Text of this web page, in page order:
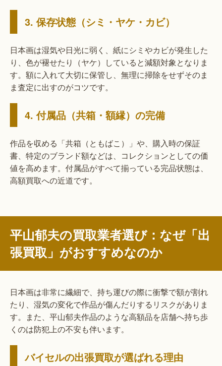
3. 保存状態（シミ・ヤケ・カビ）
日本画は湿気や日光に弱く、紙にシミやカビが発生した
り、色が褪せたり（ヤケ）していると減額対象となりま
す。額に入れて大切に保管し、無理に掃除をせずそのま
ま査定に出すのがコツです。
4. 付属品（共箱・額縁）の完備
作品を収める「共箱（ともばこ）」や、購入時の保証
書、特定のブランド額などは、コレクションとしての価
値を高めます。付属品がすべて揃っている完品状態は、
高額買取への近道です。
平山郁夫の買取業者選び：なぜ「出
張買取」がおすすめなのか
日本画は非常に繊細で、持ち運びの際に衝撃で額が割れ
たり、湿気の変化で作品が傷んだりするリスクがありま
す。また、平山郁夫作品のような高額品を店舗へ持ち歩
くのは防犯上の不安も伴います。
バイセルの出張買取が選ばれる理由